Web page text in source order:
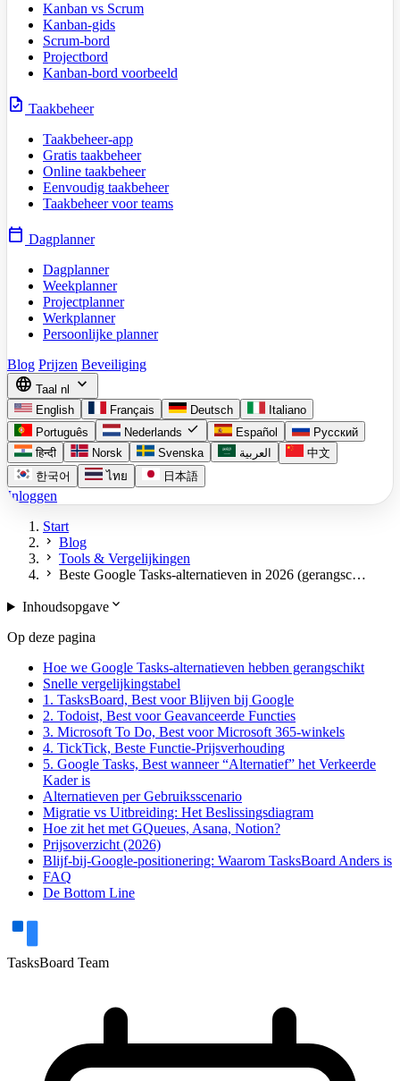
Kanban vs Scrum
Kanban-gids
Scrum-bord
Projectbord
Kanban-bord voorbeeld
task Taakbeheer
Taakbeheer-app
Gratis taakbeheer
Online taakbeheer
Eenvoudig taakbeheer
Taakbeheer voor teams
calendar_today Dagplanner
Dagplanner
Weekplanner
Projectplanner
Werkplanner
Persoonlijke planner
Blog Prijzen Beveiliging
language Taal nl expand_more
English Français Deutsch
Italiano
Português
Nederlands check Español
Русский
हिन्दी
Norsk Svenska العربية
中文
한국어
ไทย 日本語
Inloggen
Start
chevron_right Blog
chevron_right Tools & Vergelijkingen
chevron_right Beste Google Tasks-alternatieven in 2026 (gerangsc…
Inhoudsopgaveexpand_more
Op deze pagina
Hoe we Google Tasks-alternatieven hebben gerangschikt
Snelle vergelijkingstabel
1. TasksBoard, Best voor Blijven bij Google
2. Todoist, Best voor Geavanceerde Functies
3. Microsoft To Do, Best voor Microsoft 365-winkels
4. TickTick, Beste Functie-Prijsverhouding
5. Google Tasks, Best wanneer “Alternatief” het Verkeerde
Kader is
Alternatieven per Gebruiksscenario
Migratie vs Uitbreiding: Het Beslissingsdiagram
Hoe zit het met GQueues, Asana, Notion?
Prijsoverzicht (2026)
Blijf-bij-Google-positionering: Waarom TasksBoard Anders is
FAQ
De Bottom Line
TasksBoard Team